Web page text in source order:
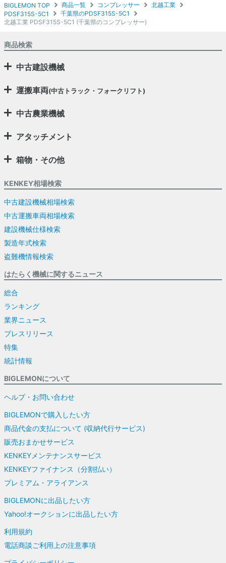
BIGLEMON TOP 商品一覧 コンプレッサー
北越工業
PDSF315S-5C1
千葉県のPDSF315S-5C1
北越工業 PDSF315S-5C1 (千葉県のコンプレッサー)
商品検索
中古建設機械
運搬車両(中古トラック・フォークリフト)
中古農業機械
アタッチメント
箱物・その他
KENKEY相場検索
中古建設機械相場検索
中古運搬車両相場検索
建設機械仕様検索
製造年式検索
盗難機情報検索
はたらく機械に関するニュース
総合
ランキング
業界ニュース
プレスリリース
特集
統計情報
BIGLEMONについて
ヘルプ・お問い合わせ
BIGLEMONで購入したい方
商品代金の支払について (収納代行サービス)
販売おまかせサービス
KENKEYメンテナンスサービス
KENKEYファイナンス（分割払い）
プレミアム・アライアンス
BIGLEMONに出品したい方
Yahoo!オークションに出品したい方
利用規約
電話商談ご利用上の注意事項